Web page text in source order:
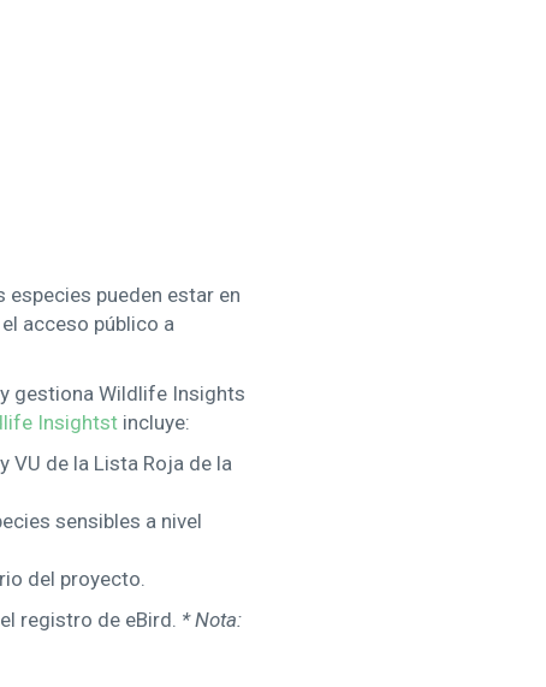
pueden estar en
acceso público a
gestiona Wildlife Insights
Insightst incluye:
VU de la Lista Roja de la
sensibles a nivel
del proyecto.
registro de eBird. * Nota: